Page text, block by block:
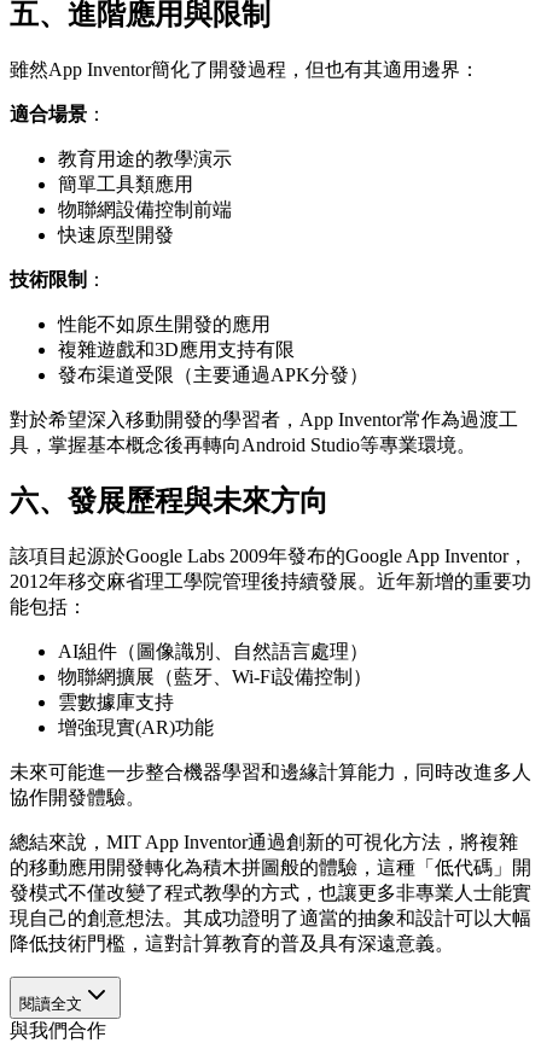
五、進階應用與限制
雖然App Inventor簡化了開發過程，但也有其適用邊界：
適合場景 ：
教育用途的教學演示
簡單工具類應用
物聯網設備控制前端
快速原型開發
技術限制 ：
性能不如原生開發的應用
複雜遊戲和3D應用支持有限
發布渠道受限（主要通過APK分發）
對於希望深入移動開發的學習者，App Inventor常作為過渡工
具，掌握基本概念後再轉向Android Studio等專業環境。
六、發展歷程與未來方向
該項目起源於Google Labs 2009年發布的Google App Inventor，
2012年移交麻省理工學院管理後持續發展。近年新增的重要功
能包括：
AI組件（圖像識別、自然語言處理）
物聯網擴展（藍牙、Wi-Fi設備控制）
雲數據庫支持
增強現實(AR)功能
未來可能進一步整合機器學習和邊緣計算能力，同時改進多人
協作開發體驗。
總結來說，MIT App Inventor通過創新的可視化方法，將複雜
的移動應用開發轉化為積木拼圖般的體驗，這種「低代碼」開
發模式不僅改變了程式教學的方式，也讓更多非專業人士能實
現自己的創意想法。其成功證明了適當的抽象和設計可以大幅
降低技術門檻，這對計算教育的普及具有深遠意義。
閱讀全文
與我們合作